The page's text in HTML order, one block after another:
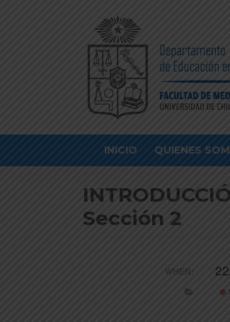
INICIO QUIENES
Sección 2
WHEN: